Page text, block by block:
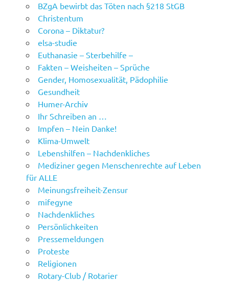
BZgA bewirbt das Töten nach §218 StGB
Christentum
Corona – Diktatur?
elsa-studie
Euthanasie – Sterbehilfe –
Fakten – Weisheiten – Sprüche
Gender, Homosexualität, Pädophilie
Gesundheit
Humer-Archiv
Ihr Schreiben an …
Impfen – Nein Danke!
Klima-Umwelt
Lebenshilfen – Nachdenkliches
Mediziner gegen Menschenrechte auf Leben
für ALLE
Meinungsfreiheit-Zensur
mifegyne
Nachdenkliches
Persönlichkeiten
Pressemeldungen
Proteste
Religionen
Rotary-Club / Rotarier